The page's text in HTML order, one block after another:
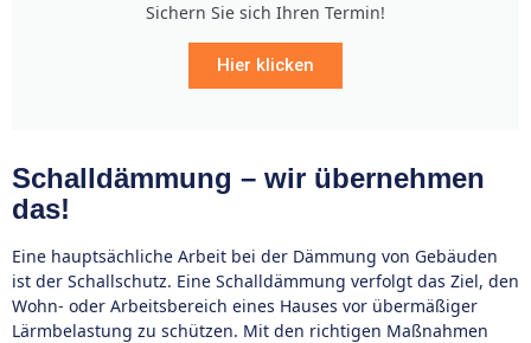
Sichern Sie sich Ihren Termin!
Hier klicken
Schalldämmung – wir übernehmen
das!
Eine hauptsächliche Arbeit bei der Dämmung von Gebäuden
ist der Schallschutz. Eine Schalldämmung verfolgt das Ziel, den
Wohn- oder Arbeitsbereich eines Hauses vor übermäßiger
Lärmbelastung zu schützen. Mit den richtigen Maßnahmen